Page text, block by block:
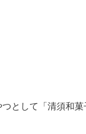
つとして「清須和